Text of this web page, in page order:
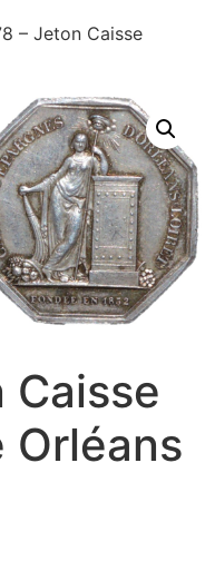
– Jeton Caisse
Caisse
Orléans